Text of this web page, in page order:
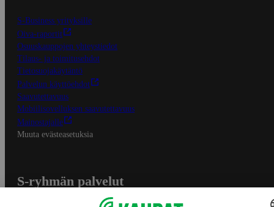
S-Business yrityksille
Oiva-raportit
Osuuskauppojen yhteystiedot
Tilaus- ja toimitusehdot
Tietosuojakäytäntö
Palvelun käyttöehdot
Saavutettavuus
Mobiilisovelluksen saavutettavuus
Mainostajalle
Muuta evästeasetuksia
S-ryhmän palvelut